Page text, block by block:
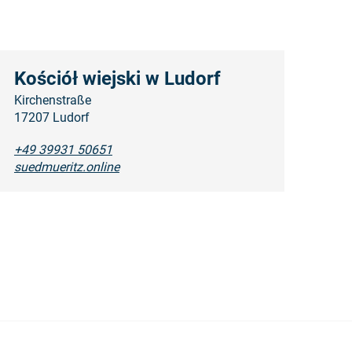
Kościół wiejski w Ludorf
Kirchenstraße
17207 Ludorf
+49 39931 50651
suedmueritz.online